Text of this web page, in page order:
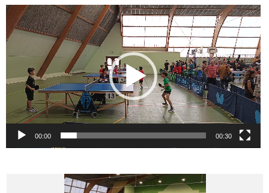
Lecteur
vidéo
00:00 00:30